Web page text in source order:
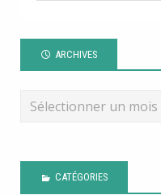
ARCHIVES
CATÉGORIES